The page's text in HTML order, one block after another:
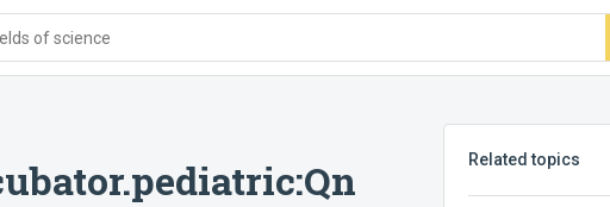
of science
Related topics